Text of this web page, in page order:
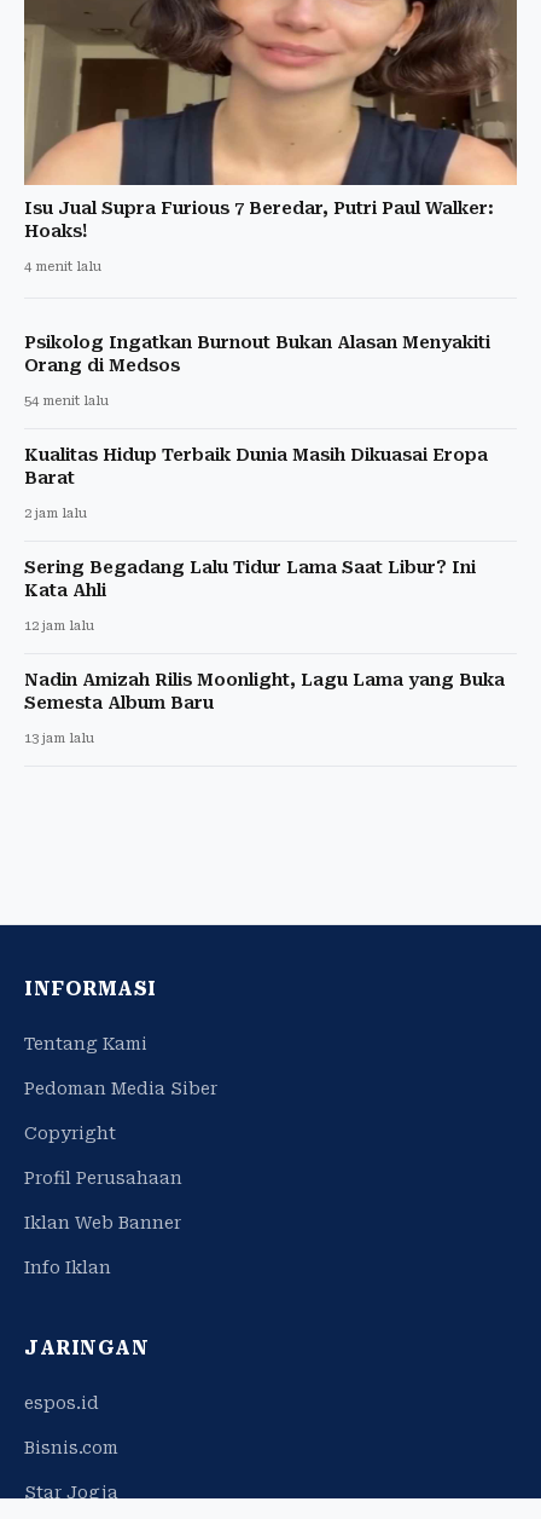
Isu Jual Supra Furious 7 Beredar, Putri Paul Walker:
Hoaks!
4 menit lalu
Psikolog Ingatkan Burnout Bukan Alasan Menyakiti
Orang di Medsos
54 menit lalu
Kualitas Hidup Terbaik Dunia Masih Dikuasai Eropa
Barat
2 jam lalu
Sering Begadang Lalu Tidur Lama Saat Libur? Ini
Kata Ahli
12 jam lalu
Nadin Amizah Rilis Moonlight, Lagu Lama yang Buka
Semesta Album Baru
13 jam lalu
INFORMASI
Tentang Kami
Pedoman Media Siber
Copyright
Profil Perusahaan
Iklan Web Banner
Info Iklan
JARINGAN
espos.id
Bisnis.com
Star Jogja